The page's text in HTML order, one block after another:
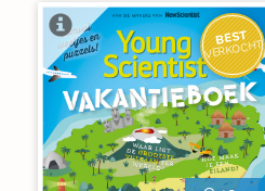
BEST
VERKOCHT